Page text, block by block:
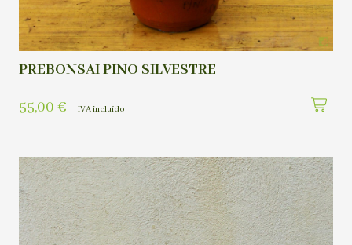
PREBONSAI PINO SILVESTRE
55,00 € IVA incluído